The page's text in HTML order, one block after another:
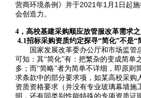
营商环境条例》并于2021 年1 月 1 日起
会创造力。
4 ，高校基建采购顺应放管服改革需求
4.1招标采购资质约定探寻“简化”不是“
国家发展改革委办公厅和市场监管
可知：其“简化”有：把繁杂的变成简单
多；而“简略”者为简单不详细，即原
求条款中的部分要求项，如某高校采
资质资格要求（并没有专业玻璃幕墙
明，还有同类别性能特殊的专项资质证